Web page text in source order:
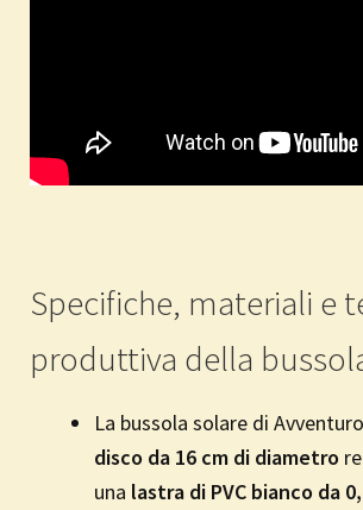
Specifiche, materiali e
produttiva della
La bussola solare di
disco da 16 cm di diametro
una lastra di PVC bianco da